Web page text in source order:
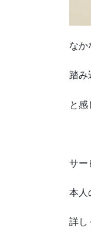
なか
踏み
と感
サー
本人
詳し